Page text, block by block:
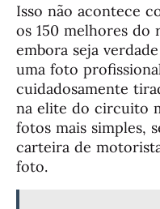
Isso não acontece
os 150 melhores do
embora seja
uma foto
cuidadosamente
na elite do circuito
fotos mais simples,
carteira de
foto.